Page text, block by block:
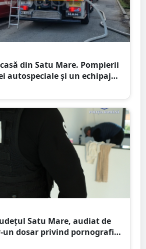
din Satu Mare. Pompierii
autospeciale și un echipaj
Satu Mare, audiat de
dosar privind pornografia